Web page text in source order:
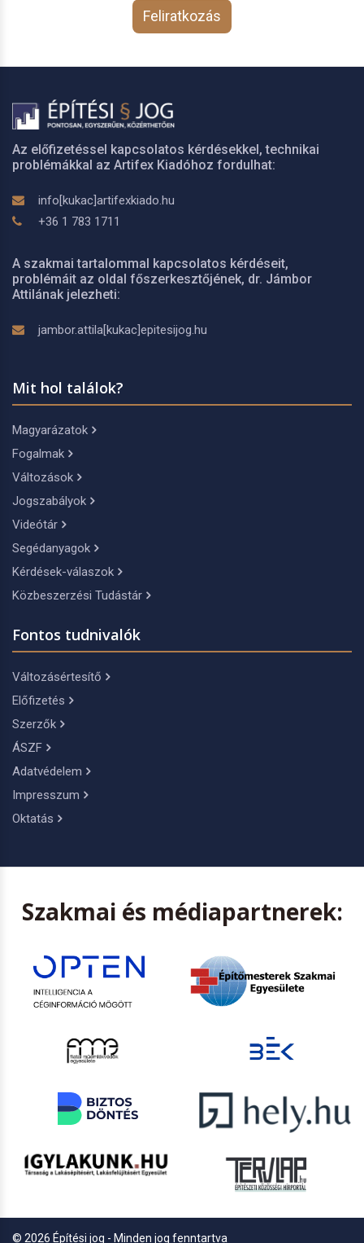
Feliratkozás
Az előfizetéssel kapcsolatos kérdésekkel, technikai
problémákkal az Artifex Kiadóhoz fordulhat:
info[kukac]artifexkiado.hu
+36 1 783 1711
A szakmai tartalommal kapcsolatos kérdéseit,
problémáit az oldal főszerkesztőjének, dr. Jámbor
Attilának jelezheti:
jambor.attila[kukac]epitesijog.hu
Mit hol találok?
Magyarázatok
Fogalmak
Változások
Jogszabályok
Videótár
Segédanyagok
Kérdések-válaszok
Közbeszerzési Tudástár
Fontos tudnivalók
Változásértesítő
Előfizetés
Szerzők
ÁSZF
Adatvédelem
Impresszum
Oktatás
Szakmai és médiapartnerek:
© 2026 Építési jog - Minden jog fenntartva